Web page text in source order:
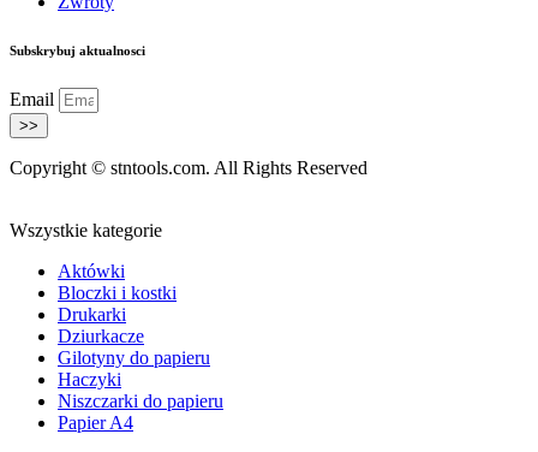
Subskrybuj aktualnosci
Email
>>
Copyright © stntools.com. All Rights Reserved
Wszystkie kategorie
Aktówki
Bloczki i kostki
Drukarki
Dziurkacze
Gilotyny do papieru
Haczyki
Niszczarki do papieru
Papier A4